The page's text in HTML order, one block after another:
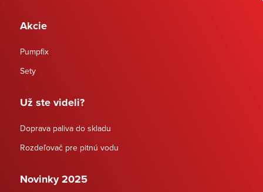
Akcie
Pumpfix
Sety
Už ste videli?
Doprava paliva do skladu
Rozdeľovač pre pitnú vodu
Novinky 2025